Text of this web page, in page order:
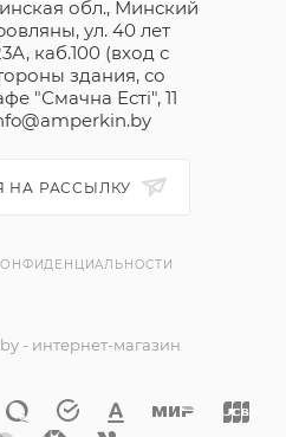
обл., Минский
ул. 40 лет
каб.100 (вход с
здания, со
"Смачна Естi", 11
НА РАССЫЛКУ
- интернет-магазин